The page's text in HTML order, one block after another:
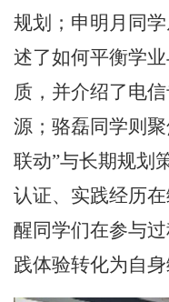
规划；申明月同学
述了如何平衡学
质，并介绍了电
源；骆磊同学则
联动”与长期规划
认证、实践经历
醒同学们在参与
践体验转化为自